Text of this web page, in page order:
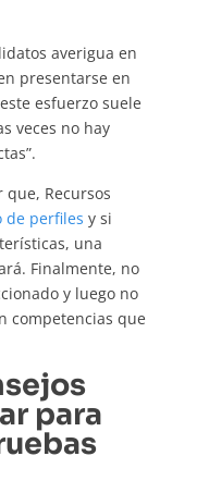
averigua en
presentarse en
esfuerzo suele
veces no hay
Recursos
de perfiles y si
una
Finalmente, no
y luego no
competencias que
para